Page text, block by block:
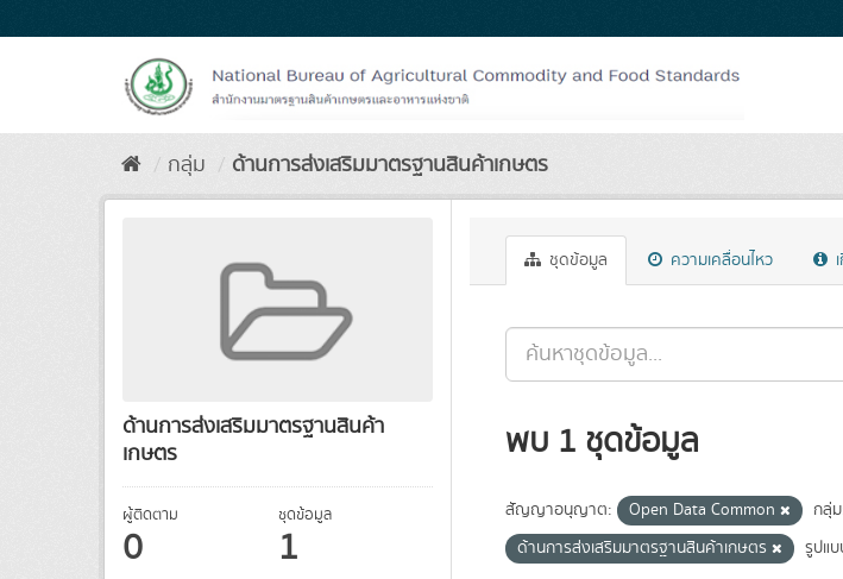
to
กลุ่ม ด้านการส่งเสริมมาตรฐานสินค้าเกษตร
ด้านการส่งเสริมมาตรฐานสินค้า
เกษตร
ผู้ติดตาม
0
ชุดข้อมูล
1
ชุดข้อมูล ความเคลื่อนไหว
พบ 1 ชุดข้อมูล
สัญญาอนุญาต: Open Data Common
กลุ่
ด้านการส่งเสริมมาตรฐานสินค้าเกษตร
รูปแ